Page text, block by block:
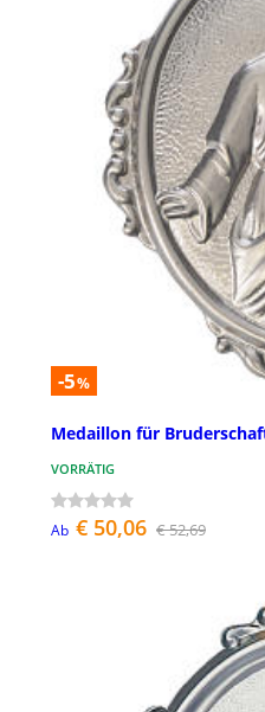
-5%
Medaillon für
VORRÄTIG
Ab € 50,06 € 52,69